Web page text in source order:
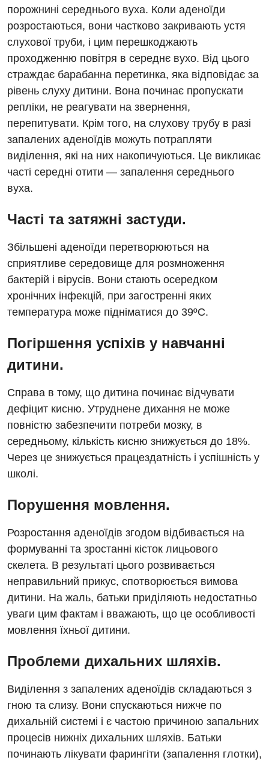
Вакансії
Заходи БПР
Інтернатура
Енциклопедія
Програма лояльності
Відгуки
Відео
Діагностика
Ангіографічні дослідження
Діагностичне відділення
Ендоскопічне відділення
Інструментальна діагностика
Комп’ютерна томографія
Рентгенографія
УЗД
Для дорослих
Безоплатні послуги
Вакцинація
Відділення інтенсивної терапії
Відділення кардіосудинної патології та неврології
Відділення невідкладних станів
Гематологія
Гінекологічне відділення
Денний стаціонар
Дерматовенерологія
Ендокринологія
Кардіологія
Кардіохірургія
Мамологія
Відділ госпіталізації
Відділення кардіосудинної патології та неврології
Відділення невідкладних станів
Відділення інтенсивної терапії
Гінекологічне відділення
Денний стаціонар
Діагностичне відділення
Ендоскопічне відділення
Онкологічне відділлення
Офтальмологічне відділення
Педіатричне відділення
Терапевтичне відділення
Травматологічне відділення
Хірургічне відділення
Декларування
Лікування гострого інфаркту
Національний скринінг здоров’я 40+
Українська
Російська
порожнині середнього вуха. Коли аденоїди
розростаються, вони частково закривають устя
слухової труби, і цим перешкоджають
проходженню повітря в середнє вухо. Від цього
страждає барабанна перетинка, яка відповідає за
рівень слуху дитини. Вона починає пропускати
репліки, не реагувати на звернення,
перепитувати. Крім того, на слухову трубу в разі
запалених аденоїдів можуть потрапляти
виділення, які на них накопичуються. Це викликає
часті середні отити — запалення середнього
вуха.
Часті та затяжні застуди.
Збільшені аденоїди перетворюються на
сприятливе середовище для розмноження
бактерій і вірусів. Вони стають осередком
хронічних інфекцій, при загостренні яких
температура може підніматися до 39ºС.
Погіршення успіхів у навчанні
дитини.
Справа в тому, що дитина починає відчувати
дефіцит кисню. Утруднене дихання не може
повністю забезпечити потреби мозку, в
середньому, кількість кисню знижується до 18%.
Через це знижується працездатність і успішність у
школі.
Порушення мовлення.
Розростання аденоїдів згодом відбивається на
формуванні та зростанні кісток лицьового
скелета. В результаті цього розвивається
неправильний прикус, спотворюється вимова
дитини. На жаль, батьки приділяють недостатньо
уваги цим фактам і вважають, що це особливості
мовлення їхньої дитини.
Проблеми дихальних шляхів.
Виділення з запалених аденоїдів складаються з
гною та слизу. Вони спускаються нижче по
дихальній системі і є частою причиною запальних
процесів нижніх дихальних шляхів. Батьки
починають лікувати фарингіти (запалення глотки),